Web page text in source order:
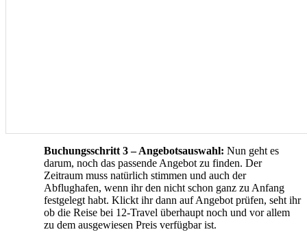
Buchungsschritt 3 – Angebotsauswahl: Nun geht es
darum, noch das passende Angebot zu finden. Der
Zeitraum muss natürlich stimmen und auch der
Abflughafen, wenn ihr den nicht schon ganz zu Anfang
festgelegt habt. Klickt ihr dann auf Angebot prüfen, seht ihr
ob die Reise bei 12-Travel überhaupt noch und vor allem
zu dem ausgewiesen Preis verfügbar ist.